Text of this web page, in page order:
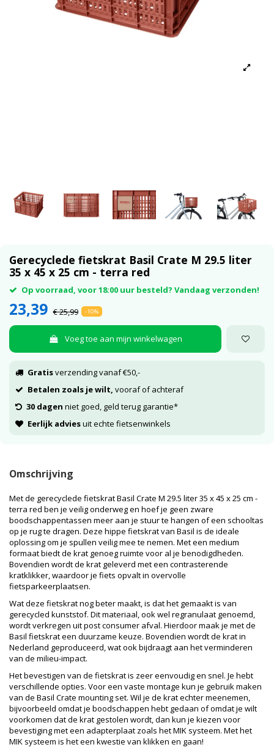
Gerecyclede fietskrat Basil Crate M 29.5 liter
35 x 45 x 25 cm - terra red
Op voorraad, voor 18:00 uur besteld? Vandaag verzonden!
23,39 € 25,99 -10%
Voeg toe aan mijn winkelwagen
Gratisverzending vanaf €50,-
Betalen zoals je wilt, vooraf of achteraf
30 dagen niet goed, geld terug garantie*
Eerlijk adviesuit echte fietsenwinkels
Omschrijving
Met de gerecyclede fietskrat Basil Crate M 29.5 liter 35 x 45 x 25 cm -
terra red ben je veilig onderweg en hoef je geen zware
boodschappentassen meer aan je stuur te hangen of een schooltas
op je rug te dragen. Deze hippe fietskrat van Basil is de ideale
oplossing om je spullen veilig mee te nemen. Met een medium
formaat biedt de krat genoeg ruimte voor al je benodigdheden.
Bovendien wordt de krat geleverd met een contrasterende
kratklikker, waardoor je fiets opvalt in overvolle
fietsparkeerplaatsen.
Wat deze fietskrat nog beter maakt, is dat het gemaakt is van
gerecycled kunststof. Dit materiaal, ook wel regranulaat genoemd,
wordt verkregen uit post consumer afval. Hierdoor maak je met de
Basil fietskrat een duurzame keuze. Bovendien wordt de krat in
Nederland geproduceerd, wat ook bijdraagt aan het verminderen
van de milieu-impact.
Het bevestigen van de fietskrat is zeer eenvoudig en snel. Je hebt
verschillende opties. Voor een vaste montage kun je gebruik maken
van de Basil Crate mounting set. Wil je de krat echter meenemen,
bijvoorbeeld omdat je boodschappen hebt gedaan of omdat je wilt
voorkomen dat de krat gestolen wordt, dan kun je kiezen voor
bevestiging met een adapterplaat zoals het MIK systeem. Met het
MIK systeem is het een kwestie van klikken en gaan!